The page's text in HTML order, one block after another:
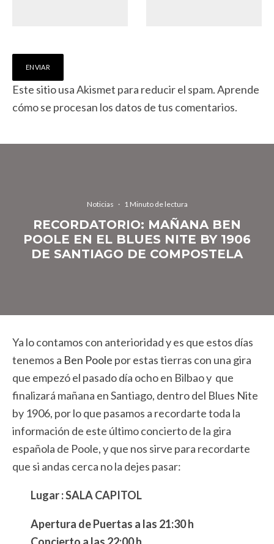
Este sitio usa Akismet para reducir el spam.Aprende
cómo se procesan los datos de tus comentarios.
Noticias · 1 Minuto de lectura
RECORDATORIO: MAÑANA BEN
POOLE EN EL BLUES NITE BY 1906
DE SANTIAGO DE COMPOSTELA
Ya lo contamos con anterioridad y es que estos días
tenemos a Ben Poole por estas tierras con una gira
que empezó el pasado día ocho en Bilbao y que
finalizará mañana en Santiago, dentro del Blues Nite
by 1906, por lo que pasamos a recordarte toda la
información de este último concierto de la gira
española de Poole, y que nos sirve para recordarte
que si andas cerca no la dejes pasar:
Lugar : SALA CAPITOL
Apertura de Puertas a las 21:30 h